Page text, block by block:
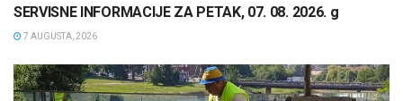
SERVISNE INFORMACIJE ZA PETAK, 07. 08. 2026. g
7 AUGUSTA, 2026